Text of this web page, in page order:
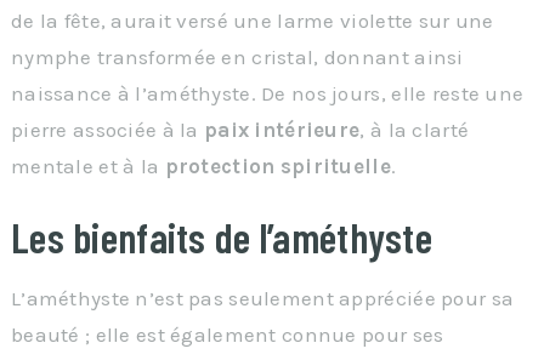
de la fête, aurait versé une larme violette sur une
nymphe transformée en cristal, donnant ainsi
naissance à l’améthyste. De nos jours, elle reste une
pierre associée à la paix intérieure, à la clarté
mentale et à la protection spirituelle.
Les bienfaits de l’améthyste
L’améthyste n’est pas seulement appréciée pour sa
beauté ; elle est également connue pour ses